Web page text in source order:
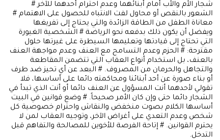
شجار الأم والأب أمام أبنائهما وعدم احترام أحدهما للآخر #
الشعور بالنقص أو محاول لفت الانتباه للحصول على الاهتمام #
معاناة الطفل من الطاقة الزائدة والتي يحتاج إلى تفريغها
ويفضل أن يكون ذلك بدفعه نحو الرياضة # الشخصية الغيورة
التي تحتاج إلى قيادتها وتعليمها السيطرة على غيرتها حلول
مقترحة: # الحزم وعدم التسامح مع العنف وعدم مواجهة العنف
بالعنف، بل استخدام أنواع العقاب التي تتضمن المقاطعة
والتجاهل والحرمان من المصروف. # البعد عن أي تحيز ضد طرف
أو بناء صورة عن أحد أبنائنا ومحاكمته دائما على أساسها، فلا
تقولي لأحدهما أنت المسؤول عن العنف دائما أو أنت الذي تبدأ في
الشجار دائما حتى وإن كان الأمر صحيحاً. # وضع قوانين في البيت
أساسها الكلام بصوت منخفض والنقاش واحترام خصوصية كل
شخص وعدم التعدي على أغراض الآخر، وتوجيه العقاب لمن لا
يحترم القوانين. # إتاحة الفرصة للأخوين للمصالحة والتفاهم قبل
التدخل.